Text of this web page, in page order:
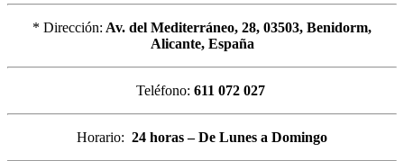
* Dirección: Av. del Mediterráneo, 28, 03503, Benidorm,
Alicante, España
Teléfono: 611 072 027
Horario: 24 horas – De Lunes a Domingo